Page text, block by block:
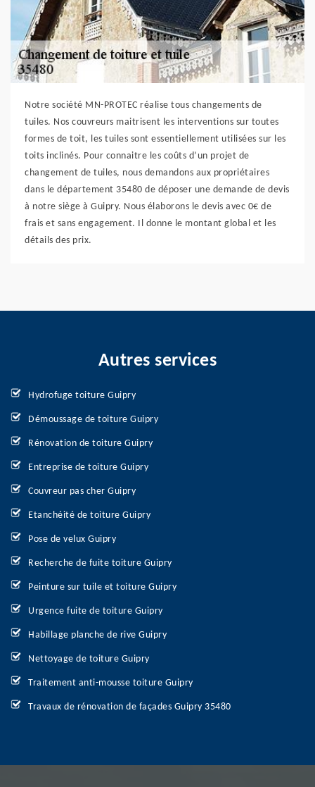
Notre société MN-PROTEC réalise tous changements de
tuiles. Nos couvreurs maitrisent les interventions sur toutes
formes de toit, les tuiles sont essentiellement utilisées sur les
toits inclinés. Pour connaitre les coûts d’un projet de
changement de tuiles, nous demandons aux propriétaires
dans le département 35480 de déposer une demande de devis
à notre siège à Guipry. Nous élaborons le devis avec 0€ de
frais et sans engagement. Il donne le montant global et les
détails des prix.
Autres services
Hydrofuge toiture Guipry
Démoussage de toiture Guipry
Rénovation de toiture Guipry
Entreprise de toiture Guipry
Couvreur pas cher Guipry
Etanchéité de toiture Guipry
Pose de velux Guipry
Recherche de fuite toiture Guipry
Peinture sur tuile et toiture Guipry
Urgence fuite de toiture Guipry
Habillage planche de rive Guipry
Nettoyage de toiture Guipry
Traitement anti-mousse toiture Guipry
Travaux de rénovation de façades Guipry 35480